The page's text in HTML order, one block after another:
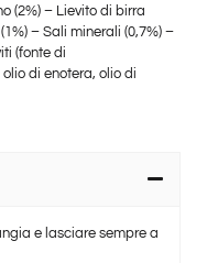
(2%) – Lievito di birra
– Sali minerali (0,7%) –
(fonte di
di enotera, olio di
e lasciare sempre a